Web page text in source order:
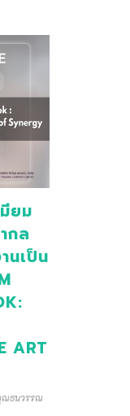
ยม
กล
นเป็น
ART
ณธนวรรณ